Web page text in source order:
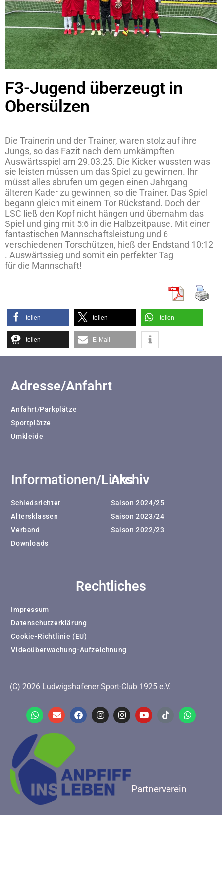
F3-Jugend überzeugt in
Obersülzen
Die Trainerin und der Trainer, waren stolz auf ihre
Jungs, so das Fazit nach dem umkämpften
Auswärtsspiel am 29.03.25. Die Kicker wussten was
sie leisten müssen um das Spiel zu gewinnen. Ihr
müsst alles abrufen um gegen einen Jahrgang
älteren Kader zu gewinnen, so die Trainer. Das Spiel
begann gleich mit einem Tor Rückstand. Doch der
LSC ließ den Kopf nicht hängen und übernahm das
Spiel und ging mit 5:6 in die Halbzeitpause. Mit einer
fantastischen Mannschaftsleistung und 6
verschiedenen Torschützen, hieß der Endstand 10:12
. Auswärtssieg und somit ein perfekter Tag
für die Mannschaft!
teilen teilen teilen
teilen E-Mail
Adresse/Anfahrt
Anfahrt/Parkplätze
Sportplätze
Umkleide
Informationen/Links
Schiedsrichter
Altersklassen
Verband
Downloads
Archiv
Saison 2024/25
Saison 2023/24
Saison 2022/23
Rechtliches
Impressum
Datenschutzerklärung
Cookie-Richtlinie (EU)
Videoüberwachung-Aufzeichnung
(C) 2026 Ludwigshafener Sport-Club 1925 e.V.
Partnerverein